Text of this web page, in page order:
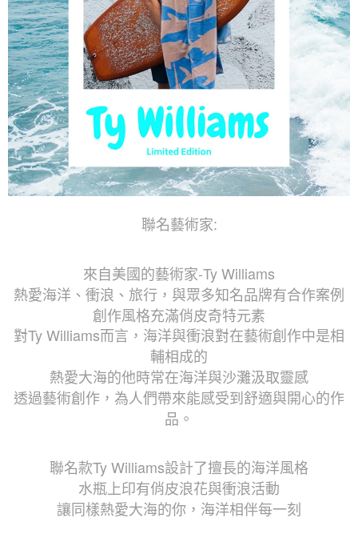
聯名藝術家:
來自美國的藝術家-Ty Williams
熱愛海洋、衝浪、旅行，與眾多知名品牌有合作案例
創作風格充滿俏皮奇特元素
對Ty Williams而言，海洋與衝浪對在藝術創作中是相
輔相成的
熱愛大海的他時常在海洋與沙灘汲取靈感
透過藝術創作，為人們帶來能感受到舒適與開心的作
品。
聯名款Ty Williams設計了擅長的海洋風格
水瓶上印有俏皮浪花與衝浪活動
讓同樣熱愛大海的你，海洋相伴每一刻